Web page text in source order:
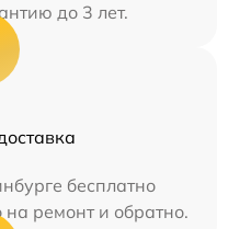
до 3 лет.
бесплатно
на ремонт и обратно.